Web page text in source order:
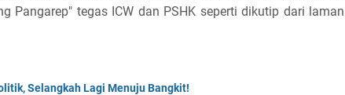
Pangarep" tegas ICW dan PSHK seperti dikutip dari laman
Selangkah Lagi Menuju Bangkit!